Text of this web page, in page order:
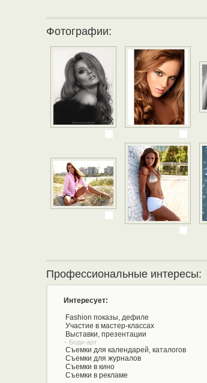
Фотографии:
Профессиональные интересы:
Интересует:
Fashion показы, дефиле
Участие в мастер-классах
Выставки, презентации
– Боди-арт
Съемки для календарей, каталогов
Съемки для журналов
Съемки в кино
Съемки в рекламе